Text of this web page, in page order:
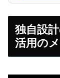
独自設
活用の